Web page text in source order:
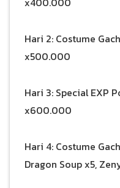
Hari 2: Costume
x500.000
Hari 3: Special EXP
x600.000
Hari 4: Costume
Dragon Soup x5,